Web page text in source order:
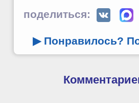
поделиться:
▶ Понравилось?